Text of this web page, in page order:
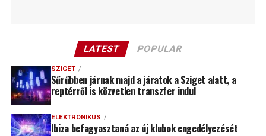
LATEST POPULAR
SZIGET
Sűrűbben járnak majd a járatok a Sziget alatt, a
reptérről is közvetlen transzfer indul
ELEKTRONIKUS
Ibiza befagyasztaná az új klubok engedélyezését